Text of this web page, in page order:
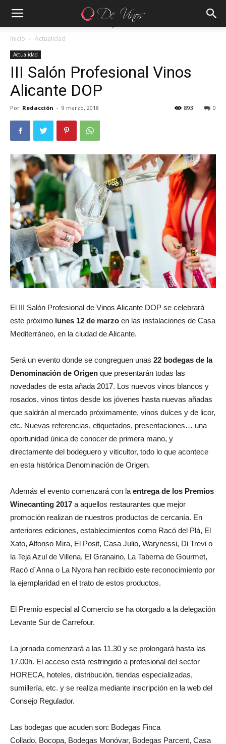
Inicio Actualidad
Actualidad
III Salón Profesional Vinos
Alicante DOP
Por Redacción - 9 marzo, 2018 0
893
El III Salón Profesional de Vinos Alicante DOP se celebrará
este próximo lunes 12 de marzo en las instalaciones de Casa
Mediterráneo, en la ciudad de Alicante.
Será un evento donde se congreguen unas 22 bodegas de la
Denominación de Origen que presentarán todas las
novedades de esta añada 2017. Los nuevos vinos blancos y
rosados, vinos tintos desde los jóvenes hasta nuevas añadas
que saldrán al mercado próximamente, vinos dulces y de licor,
etc. Nuevas referencias, etiquetados, presentaciones… una
oportunidad única de conocer de primera mano, y
directamente del bodeguero y viticultor, todo lo que acontece
en esta histórica Denominación de Origen.
Además el evento comenzará con la entrega de los Premios
Winecanting 2017 a aquellos restaurantes que mejor
promoción realizan de nuestros productos de cercanía. En
anteriores ediciones, establecimientos como Racó del Plá, El
Xato, Alfonso Mira, El Posit, Casa Julio, Warynessi, Di Trevi o
la Teja Azul de Villena, El Granaino, La Taberna de Gourmet,
Racó d´Anna o La Nyora han recibido este reconocimiento por
la ejemplaridad en el trato de estos productos.
El Premio especial al Comercio se ha otorgado a la delegación
Levante Sur de Carrefour.
La jornada comenzará a las 11.30 y se prolongará hasta las
17.00h. El acceso está restringido a profesional del sector
HORECA, hoteles, distribución, tiendas especializadas,
sumillería, etc. y se realiza mediante inscripción en la web del
Consejo Regulador.
Las bodegas que acuden son: Bodegas Finca
Collado, Bocopa, Bodegas Monóvar, Bodegas Parcent, Casa